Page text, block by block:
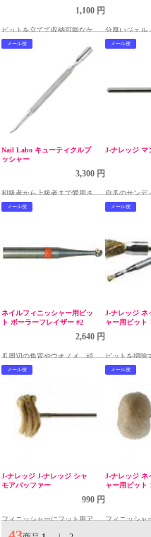
1,100 円
ビットを立てて収納可能なケー
ス
分厚いジェル
アクリルも効
メール便
Nail Labo キューティクルプ
ッシャー
3,300 円
初級者から上級者まで愛用され
るベーシックなタイプ
メール便
J-ナレッジ マ
自爪のサンデ
ィングバンド
メール便
ネイルフィニッシャー用ビッ
ト ボーラーフレイザー #2
2,640 円
爪周辺の角質やウオノメ、頑固
な爪のお手入に！
メール便
J-ナレッジ ネ
ャー用ビット
ビットを掃除
メール便
J-ナレッジ J-ナレッジ シャ
モアバッファー
990 円
フィニッシャーにフット用アタ
ッチメントを装着すれば、簡単
メール便
J-ナレッジ ネ
ャー用ビット
フィニッシャ